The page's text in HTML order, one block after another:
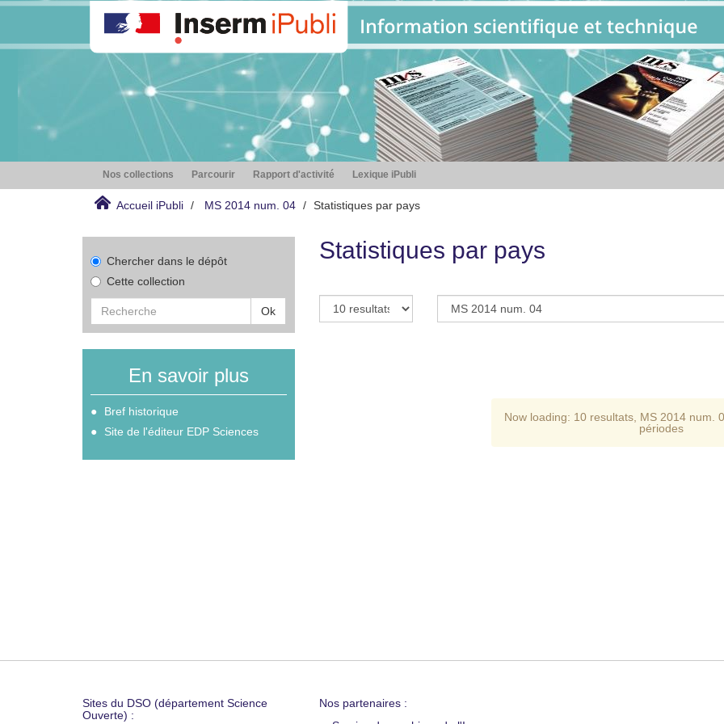
Nos collections Parcourir Rapport d'activité Lexique iPubli
Accueil iPubli MS 2014 num. 04 Statistiques par pays
Chercher dans le dépôt
Cette collection
Ok
En savoir plus
Bref historique
Site de l'éditeur EDP Sciences
Statistiques par pays
Now loading: 10 resultats MS 2014 num.
périodes
Sites du DSO (département Science
Ouverte) :
Nos partenaires :